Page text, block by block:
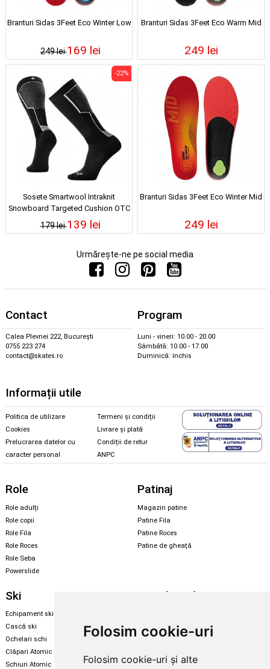
Folosim cookie-uri
Folosim cookie-uri și alte
Branturi Sidas 3Feet Eco Winter Low
249 lei169 lei
Branturi Sidas 3Feet Eco Warm Mid
249 lei
Sosete Smartwool Intraknit
Snowboard Targeted Cushion OTC
Black 25/26
179 lei
-22%
139 lei
Branturi Sidas 3Feet Eco Winter Mid
249 lei
Urmărește-ne pe social media
Contact
Calea Plevnei 222, București
0755 223 274
contact@skates.ro
Program
Luni - vineri: 10.00 - 20.00
Sâmbătă: 10.00 - 17.00
Duminică: închis
Informații utile
Politica de utilizare
Cookies
Prelucrarea datelor cu
caracter personal
Termeni și condiții
Livrare și plată
Condiții de retur
ANPC
Role
Role adulți
Role copii
Role Fila
Role Roces
Role Seba
Powerslide
Patinaj
Magazin patine
Patine Fila
Patine Roces
Patine de gheață
Ski
Echipament ski
Cască ski
Ochelari schi
Clăpari Atomic
Schiuri Atomic
Snowboard
Echipament snowboard
Legături Rome SDS
Skate & longboard